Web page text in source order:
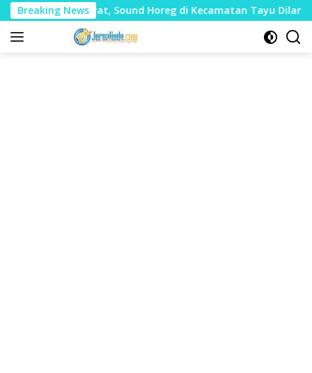
Langsung
ke
konten
Breaking News
Sound Horeg di Kecamatan Tayu Dilarang